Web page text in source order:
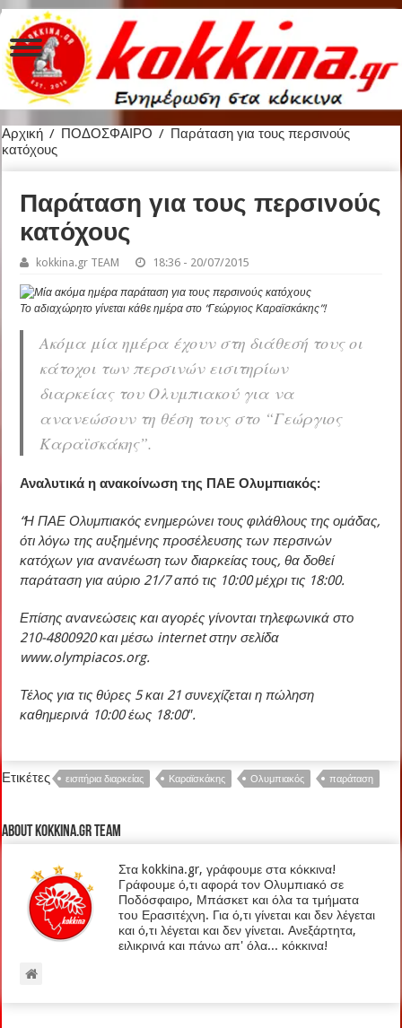
Αρχική / ΠΟΔΟΣΦΑΙΡΟ / Παράταση για τους περσινούς
κατόχους
Παράταση για τους περσινούς
κατόχους
kokkina.gr TEAM 18:36 - 20/07/2015
Το αδιαχώρητο γίνεται κάθε ημέρα στο “Γεώργιος Καραϊσκάκης”!
Ακόμα μία ημέρα έχουν στη διάθεσή τους οι
κάτοχοι των περσινών εισιτηρίων
διαρκείας του Ολυμπιακού για να
ανανεώσουν τη θέση τους στο “Γεώργιος
Καραϊσκάκης”.
Αναλυτικά η ανακοίνωση της ΠΑΕ Ολυμπιακός:
“Η ΠΑΕ Ολυμπιακός ενημερώνει τους φιλάθλους της ομάδας,
ότι λόγω της αυξημένης προσέλευσης των περσινών
κατόχων για ανανέωση των διαρκείας τους, θα δοθεί
παράταση για αύριο 21/7 από τις 10:00 μέχρι τις 18:00.
Επίσης ανανεώσεις και αγορές γίνονται τηλεφωνικά στο
210-4800920 και μέσω internet στην σελίδα
www.olympiacos.org.
Τέλος για τις θύρες 5 και 21 συνεχίζεται η πώληση
καθημερινά 10:00 έως 18:00″.
Ετικέτες εισιτήρια διαρκείας Καραϊσκάκης Ολυμπιακός παράταση
About kokkina.gr TEAM
Στα kokkina.gr, γράφουμε στα κόκκινα!
Γράφουμε ό,τι αφορά τον Ολυμπιακό σε
Ποδόσφαιρο, Μπάσκετ και όλα τα τμήματα
του Ερασιτέχνη. Για ό,τι γίνεται και δεν λέγεται
και ό,τι λέγεται και δεν γίνεται. Ανεξάρτητα,
ειλικρινά και πάνω απ' όλα... κόκκινα!